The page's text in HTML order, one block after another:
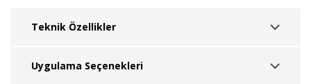
Teknik Özellikler
Ürünün teknik özellikleri için
Uygulama Seçenekleri